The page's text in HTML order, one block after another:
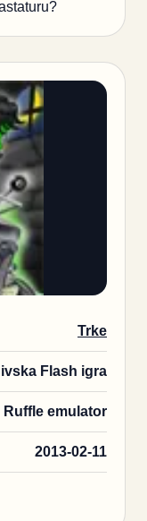
Trke
Flash igra
Ruffle emulator
2013-02-11